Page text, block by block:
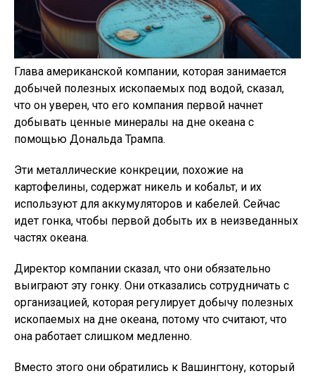
Глава американской компании, которая занимается
добычей полезных ископаемых под водой, сказал,
что он уверен, что его компания первой начнет
добывать ценные минералы на дне океана с
помощью Дональда Трампа.
Эти металлические конкреции, похожие на
картофелины, содержат никель и кобальт, и их
используют для аккумуляторов и кабелей. Сейчас
идет гонка, чтобы первой добыть их в неизведанных
частях океана.
Директор компании сказал, что они обязательно
выиграют эту гонку. Они отказались сотрудничать с
организацией, которая регулирует добычу полезных
ископаемых на дне океана, потому что считают, что
она работает слишком медленно.
Вместо этого они обратились к Вашингтону, который